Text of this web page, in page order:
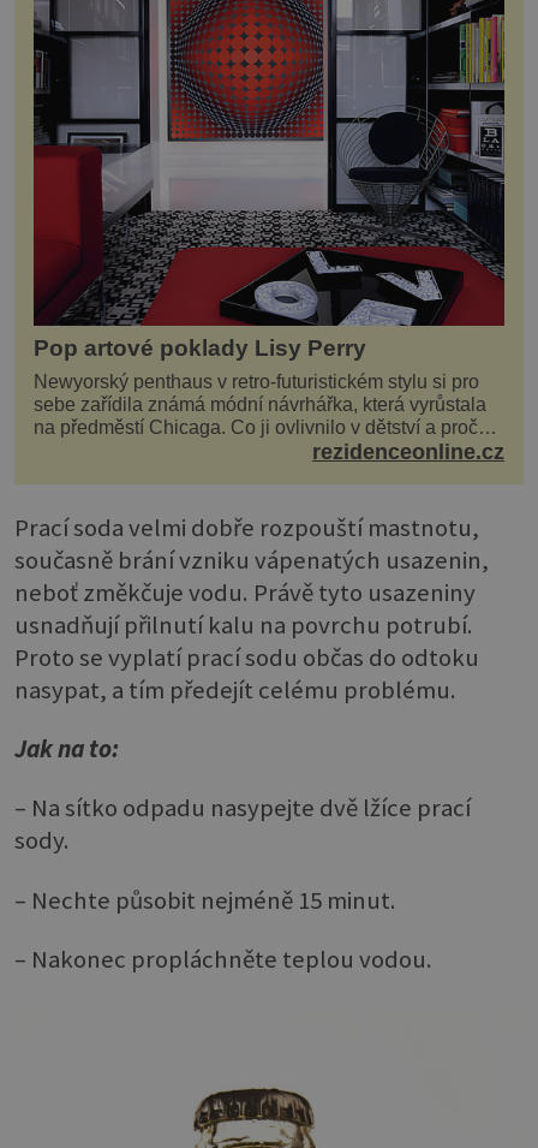
Pop artové poklady Lisy Perry
Newyorský penthaus v retro-futuristickém stylu si pro
sebe zařídila známá módní návrhářka, která vyrůstala
na předměstí Chicaga. Co ji ovlivnilo v dětství a proč
vypadá její domov právě takto? Interié...rezidenceonline.cz
Prací soda velmi dobře rozpouští mastnotu,
současně brání vzniku vápenatých usazenin,
neboť změkčuje vodu. Právě tyto usazeniny
usnadňují přilnutí kalu na povrchu potrubí.
Proto se vyplatí prací sodu občas do odtoku
nasypat, a tím předejít celému problému.
Jak na to:
– Na sítko odpadu nasypejte dvě lžíce prací
sody.
– Nechte působit nejméně 15 minut.
– Nakonec propláchněte teplou vodou.